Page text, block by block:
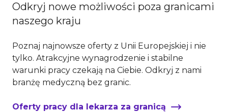
Odkryj nowe możliwości poza granicami
naszego kraju
Poznaj najnowsze oferty z Unii Europejskiej i nie
tylko. Atrakcyjne wynagrodzenie i stabilne
warunki pracy czekają na Ciebie. Odkryj z nami
branżę medyczną bez granic.
Oferty pracy dla lekarza za granicą